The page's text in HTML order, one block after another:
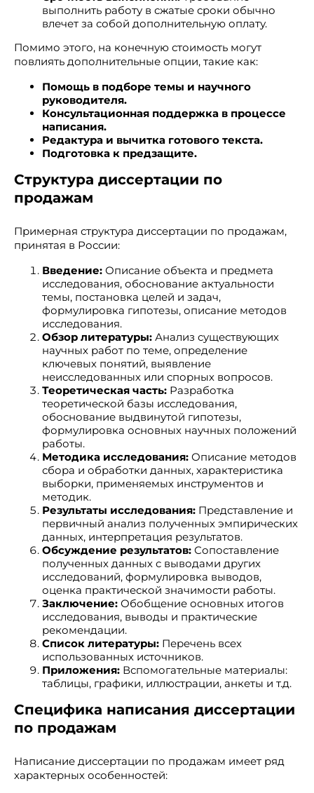
выполнить работу в сжатые сроки обычно
влечет за собой дополнительную оплату.
Помимо этого, на конечную стоимость могут
повлиять дополнительные опции, такие как:
Помощь в подборе темы и научного
руководителя.
Консультационная поддержка в процессе
написания.
Редактура и вычитка готового текста.
Подготовка к предзащите.
Структура диссертации по
продажам
Примерная структура диссертации по продажам,
принятая в России:
Введение: Описание объекта и предмета
исследования, обоснование актуальности
темы, постановка целей и задач,
формулировка гипотезы, описание методов
исследования.
Обзор литературы: Анализ существующих
научных работ по теме, определение
ключевых понятий, выявление
неисследованных или спорных вопросов.
Теоретическая часть: Разработка
теоретической базы исследования,
обоснование выдвинутой гипотезы,
формулировка основных научных положений
работы.
Методика исследования: Описание методов
сбора и обработки данных, характеристика
выборки, применяемых инструментов и
методик.
Результаты исследования: Представление и
первичный анализ полученных эмпирических
данных, интерпретация результатов.
Обсуждение результатов: Сопоставление
полученных данных с выводами других
исследований, формулировка выводов,
оценка практической значимости работы.
Заключение: Обобщение основных итогов
исследования, выводы и практические
рекомендации.
Список литературы: Перечень всех
использованных источников.
Приложения: Вспомогательные материалы:
таблицы, графики, иллюстрации, анкеты и т.д.
Специфика написания диссертации
по продажам
Написание диссертации по продажам имеет ряд
характерных особенностей: